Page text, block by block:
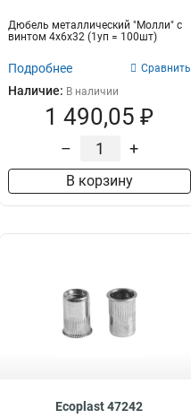
Дюбель металлический "Молли" с
винтом 4x6x32 (1уп = 100шт)
Подробнее Сравнить
Наличие: В наличии
1 490,05 ₽
– +
В корзину
Ecoplast 47242